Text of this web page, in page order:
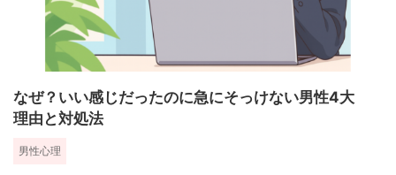
なぜ？いい感じだったのに急にそっけない男性4大
理由と対処法
男性心理